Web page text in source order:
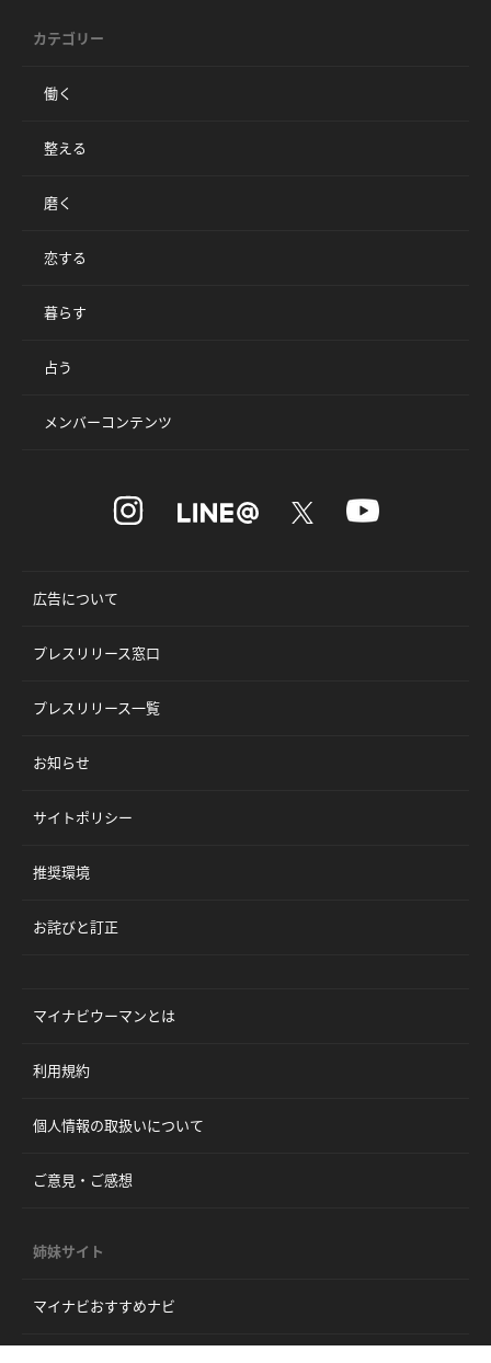
カテゴリー
働く
整える
磨く
恋する
暮らす
占う
メンバーコンテンツ
広告について
プレスリリース窓口
プレスリリース一覧
お知らせ
サイトポリシー
推奨環境
お詫びと訂正
マイナビウーマンとは
利用規約
個人情報の取扱いについて
ご意見・ご感想
姉妹サイト
マイナビおすすめナビ